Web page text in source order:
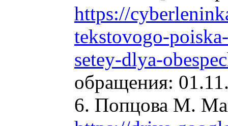
https://
tekstovogo-
setey-dlya-
обращения:
6. Попцова М.